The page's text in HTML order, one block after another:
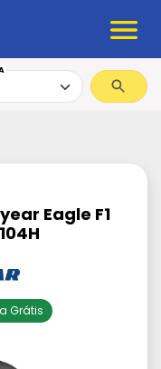
Eagle F1
Grátis